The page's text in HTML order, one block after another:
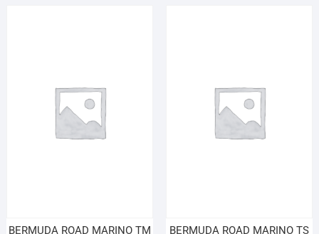
BERMUDA ROAD MARINO TM
BERMUDA ROAD MARINO TS